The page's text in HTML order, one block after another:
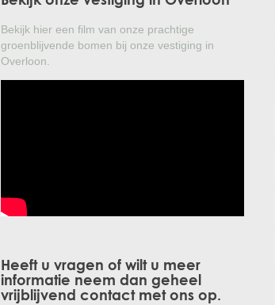
VORSTBESCHERMINGVOORBOMEN.NL
WINTERSCHUTZFUERBAEUME.DE
FROSTPROTECTIONFORTREES.CO.UK
Terracotta
Bekijk hier een film van onze prachtige
groenblijvende bomen bij onze vestiging in
Overloon.
Heeft u vragen of wilt u meer
informatie neem dan geheel
vrijblijvend contact met ons op.